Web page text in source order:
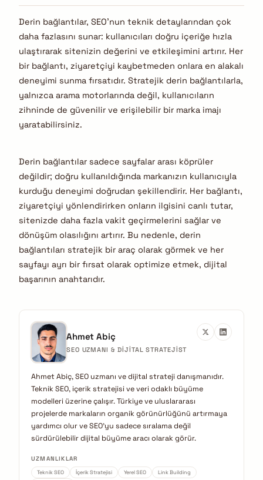
Derin bağlantılar, SEO’nun teknik detaylarından çok
daha fazlasını sunar: kullanıcıları doğru içeriğe hızla
ulaştırarak sitenizin değerini ve etkileşimini artırır. Her
bir bağlantı, ziyaretçiyi kaybetmeden onlara en alakalı
deneyimi sunma fırsatıdır. Stratejik derin bağlantılarla,
yalnızca arama motorlarında değil, kullanıcıların
zihninde de güvenilir ve erişilebilir bir marka imajı
yaratabilirsiniz.
Derin bağlantılar sadece sayfalar arası köprüler
değildir; doğru kullanıldığında markanızın kullanıcıyla
kurduğu deneyimi doğrudan şekillendirir. Her bağlantı,
ziyaretçiyi yönlendirirken onların ilgisini canlı tutar,
sitenizde daha fazla vakit geçirmelerini sağlar ve
dönüşüm olasılığını artırır. Bu nedenle, derin
bağlantıları stratejik bir araç olarak görmek ve her
sayfayı ayrı bir fırsat olarak optimize etmek, dijital
başarının anahtarıdır.
Ahmet Abiç
SEO UZMANI & DIJITAL STRATEJIST
Ahmet Abiç, SEO uzmanı ve dijital strateji danışmanıdır.
Teknik SEO, içerik stratejisi ve veri odaklı büyüme
modelleri üzerine çalışır. Türkiye ve uluslararası
projelerde markaların organik görünürlüğünü artırmaya
yardımcı olur ve SEO'yu sadece sıralama değil
sürdürülebilir dijital büyüme aracı olarak görür.
UZMANLIKLAR
Teknik SEO İçerik Stratejisi Yerel SEO
Link Building